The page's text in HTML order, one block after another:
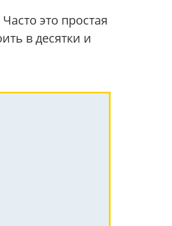
это простая
в десятки и